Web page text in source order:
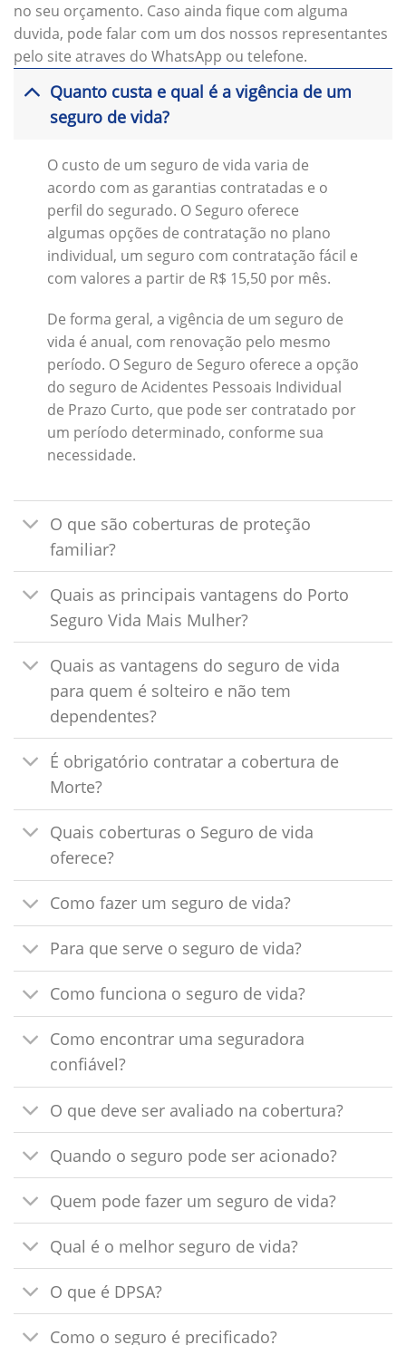
no seu orçamento. Caso ainda fique com alguma
duvida, pode falar com um dos nossos representantes
pelo site atraves do WhatsApp ou telefone.
Quanto custa e qual é a vigência de um
seguro de vida?
O custo de um seguro de vida varia de
acordo com as garantias contratadas e o
perfil do segurado. O Seguro oferece
algumas opções de contratação no plano
individual, um seguro com contratação fácil e
com valores a partir de R$ 15,50 por mês.
De forma geral, a vigência de um seguro de
vida é anual, com renovação pelo mesmo
período. O Seguro de Seguro oferece a opção
do seguro de Acidentes Pessoais Individual
de Prazo Curto, que pode ser contratado por
um período determinado, conforme sua
necessidade.
O que são coberturas de proteção
familiar?
Quais as principais vantagens do Porto
Seguro Vida Mais Mulher?
Quais as vantagens do seguro de vida
para quem é solteiro e não tem
dependentes?
É obrigatório contratar a cobertura de
Morte?
Quais coberturas o Seguro de vida
oferece?
Como fazer um seguro de vida?
Para que serve o seguro de vida?
Como funciona o seguro de vida?
Como encontrar uma seguradora
confiável?
O que deve ser avaliado na cobertura?
Quando o seguro pode ser acionado?
Quem pode fazer um seguro de vida?
Qual é o melhor seguro de vida?
O que é DPSA?
Como o seguro é precificado?